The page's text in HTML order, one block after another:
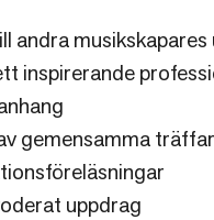
andra
inspirerande
gemensamma
uppdrag